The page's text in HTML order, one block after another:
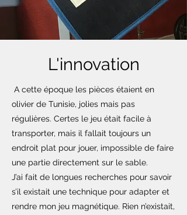
L'innovation
A cette époque les pièces étaient en
olivier de Tunisie, jolies mais pas
régulières. Certes le jeu était facile à
transporter, mais il fallait toujours un
endroit plat pour jouer, impossible de faire
une partie directement sur le sable.
J’ai fait de longues recherches pour savoir
s’il existait une technique pour adapter et
rendre mon jeu magnétique. Rien n’existait,